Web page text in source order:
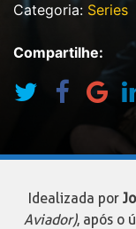
Categoria: Series
Compartilhe:
Idealizada por
Aviador), após o